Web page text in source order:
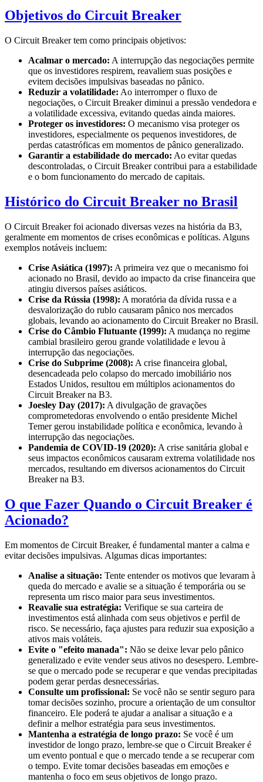
Objetivos do Circuit Breaker
O Circuit Breaker tem como principais objetivos:
Acalmar o mercado: A interrupção das negociações permite
que os investidores respirem, reavaliem suas posições e
evitem decisões impulsivas baseadas no pânico.
Reduzir a volatilidade: Ao interromper o fluxo de
negociações, o Circuit Breaker diminui a pressão vendedora e
a volatilidade excessiva, evitando quedas ainda maiores.
Proteger os investidores: O mecanismo visa proteger os
investidores, especialmente os pequenos investidores, de
perdas catastróficas em momentos de pânico generalizado.
Garantir a estabilidade do mercado: Ao evitar quedas
descontroladas, o Circuit Breaker contribui para a estabilidade
e o bom funcionamento do mercado de capitais.
Histórico do Circuit Breaker no Brasil
O Circuit Breaker foi acionado diversas vezes na história da B3,
geralmente em momentos de crises econômicas e políticas. Alguns
exemplos notáveis incluem:
Crise Asiática (1997): A primeira vez que o mecanismo foi
acionado no Brasil, devido ao impacto da crise financeira que
atingiu diversos países asiáticos.
Crise da Rússia (1998): A moratória da dívida russa e a
desvalorização do rublo causaram pânico nos mercados
globais, levando ao acionamento do Circuit Breaker no Brasil.
Crise do Câmbio Flutuante (1999): A mudança no regime
cambial brasileiro gerou grande volatilidade e levou à
interrupção das negociações.
Crise do Subprime (2008): A crise financeira global,
desencadeada pelo colapso do mercado imobiliário nos
Estados Unidos, resultou em múltiplos acionamentos do
Circuit Breaker na B3.
Joesley Day (2017): A divulgação de gravações
comprometedoras envolvendo o então presidente Michel
Temer gerou instabilidade política e econômica, levando à
interrupção das negociações.
Pandemia de COVID-19 (2020): A crise sanitária global e
seus impactos econômicos causaram extrema volatilidade nos
mercados, resultando em diversos acionamentos do Circuit
Breaker na B3.
O que Fazer Quando o Circuit Breaker é
Acionado?
Em momentos de Circuit Breaker, é fundamental manter a calma e
evitar decisões impulsivas. Algumas dicas importantes:
Analise a situação: Tente entender os motivos que levaram à
queda do mercado e avalie se a situação é temporária ou se
representa um risco maior para seus investimentos.
Reavalie sua estratégia: Verifique se sua carteira de
investimentos está alinhada com seus objetivos e perfil de
risco. Se necessário, faça ajustes para reduzir sua exposição a
ativos mais voláteis.
Evite o "efeito manada": Não se deixe levar pelo pânico
generalizado e evite vender seus ativos no desespero. Lembre-
se que o mercado pode se recuperar e que vendas precipitadas
podem gerar perdas desnecessárias.
Consulte um profissional: Se você não se sentir seguro para
tomar decisões sozinho, procure a orientação de um consultor
financeiro. Ele poderá te ajudar a analisar a situação e a
definir a melhor estratégia para seus investimentos.
Mantenha a estratégia de longo prazo: Se você é um
investidor de longo prazo, lembre-se que o Circuit Breaker é
um evento pontual e que o mercado tende a se recuperar com
o tempo. Evite tomar decisões baseadas em emoções e
mantenha o foco em seus objetivos de longo prazo.